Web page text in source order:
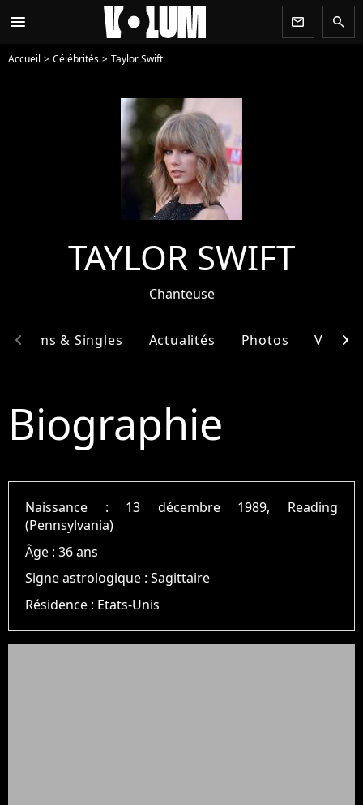
menu newsletter search
Accueil Célébrités Taylor Swift
TAYLOR SWIFT
Chanteuse
Albums & Singles Actualités Photos Vidéos
chevron_left chevron_right
Biographie
Naissance : 13 décembre 1989, Reading
(Pennsylvania)
Âge :36 ans
Signe astrologique :Sagittaire
Résidence : Etats-Unis